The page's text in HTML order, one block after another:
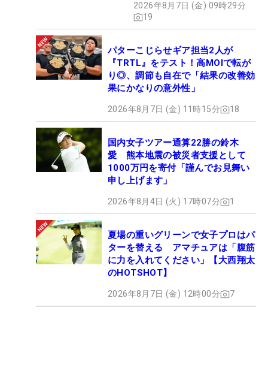
2026年8月7日 (金) 09時29分
19
パターこじらせギア担当2人が
『TRTL』をテスト！高MOIで転が
り◎、調節も自在で「結果の改善効
果にかなりの意外性」
2026年8月7日 (金) 11時15分 18
国内女子ツアー通算22勝の鈴木
愛 熊本地震の被災者支援として
1000万円を寄付「謹んでお見舞い
申し上げます」
2026年8月4日 (火) 17時07分 1
夏場の重いグリーンで女子プロはパ
ターを替える アマチュアは「腹筋
に力を入れてください」【大西翔太
のHOTSHOT】
2026年8月7日 (金) 12時00分 7